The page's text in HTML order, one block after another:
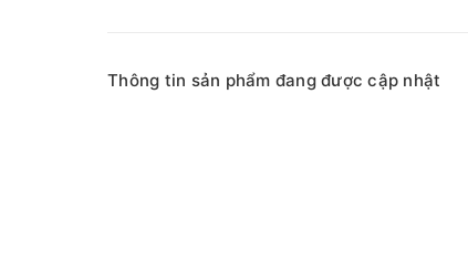
Thông tin sản phẩm đang được cập nhật